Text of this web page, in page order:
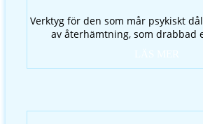
Verktyg för den som mår psykiskt
av återhämtning, som drabbad